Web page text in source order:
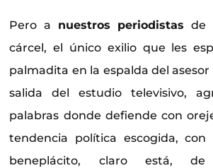
Pero a nuestros periodistas de
cárcel, el único exilio que les
palmadita en la espalda del asesor
salida del estudio televisivo,
palabras donde defiende con
tendencia política escogida, con
beneplácito, claro está,